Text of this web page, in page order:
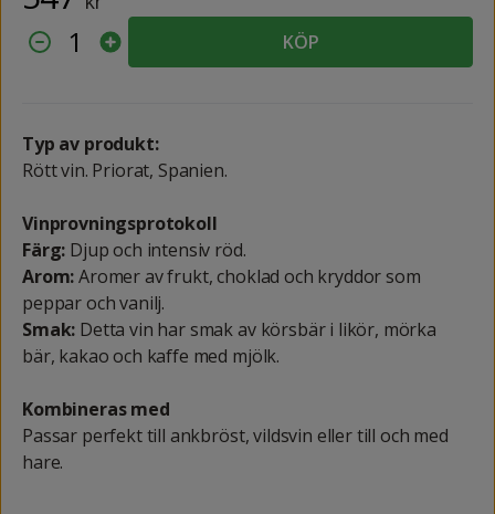
1 KÖP
Typ av produkt:
Rött vin. Priorat, Spanien.
Vinprovningsprotokoll
Färg: Djup och intensiv röd.
Arom:Aromer av frukt, choklad och kryddor som
peppar och vanilj.
Smak: Detta vin har smak av körsbär i likör, mörka
bär, kakao och kaffe med mjölk.
Kombineras med
Passar perfekt till ankbröst, vildsvin eller till och med
hare.